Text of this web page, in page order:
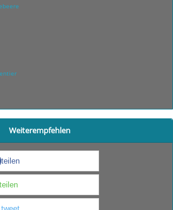
Weiterempfehlen
teilen
teilen